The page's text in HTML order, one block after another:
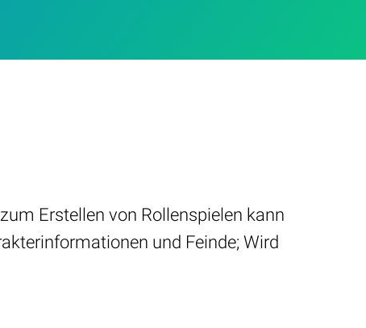
Erstellen von Rollenspielen kann
und Feinde; Wird